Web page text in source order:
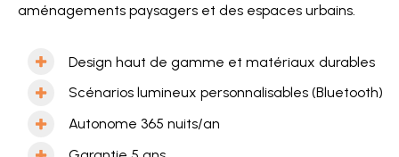
aménagements paysagers et des espaces urbains.
Design haut de gamme et matériaux durables
Scénarios lumineux personnalisables (Bluetooth)
Autonome 365 nuits/an